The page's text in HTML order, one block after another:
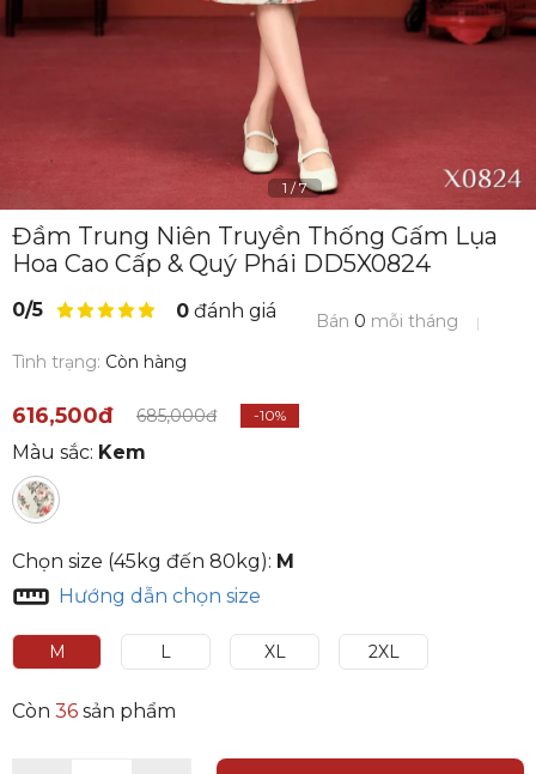
1 /7
Đầm Trung Niên Truyền Thống Gấm Lụa
Hoa Cao Cấp & Quý Phái DD5X0824
0/5 0 đánh giá Bán 0 mỗi tháng
Tình trạng: Còn hàng
616,500đ 685,000đ -10%
Màu sắc: Kem
Chọn size (45kg đến 80kg): M
Hướng dẫn chọn size
M L XL 2XL
Còn 36 sản phẩm